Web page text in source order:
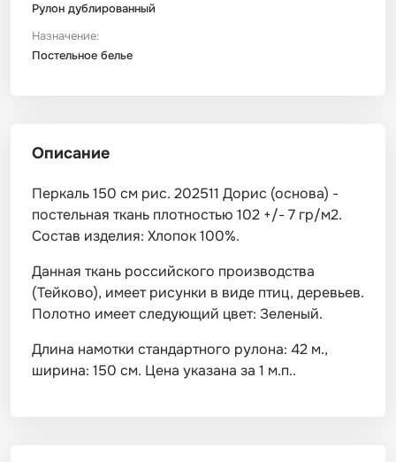
Рулон дублированный
Назначение:
Постельное белье
Описание
Перкаль 150 см рис. 202511 Дорис (основа) -
постельная ткань плотностью 102 +/- 7 гр/м2.
Состав изделия: Хлопок 100%.
Данная ткань российского производства
(Тейково), имеет рисунки в виде птиц, деревьев.
Полотно имеет следующий цвет: Зеленый.
Длина намотки стандартного рулона: 42 м.,
ширина: 150 см. Цена указана за 1 м.п..